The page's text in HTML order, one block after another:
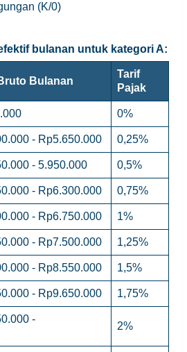
(K/0)
bulanan untuk kategori A:
Bulanan
Tarif
Pajak
0%
- Rp5.650.000 0,25%
- 5.950.000 0,5%
- Rp6.300.000 0,75%
- Rp6.750.000 1%
- Rp7.500.000 1,25%
- Rp8.550.000 1,5%
- Rp9.650.000 1,75%
-
2%